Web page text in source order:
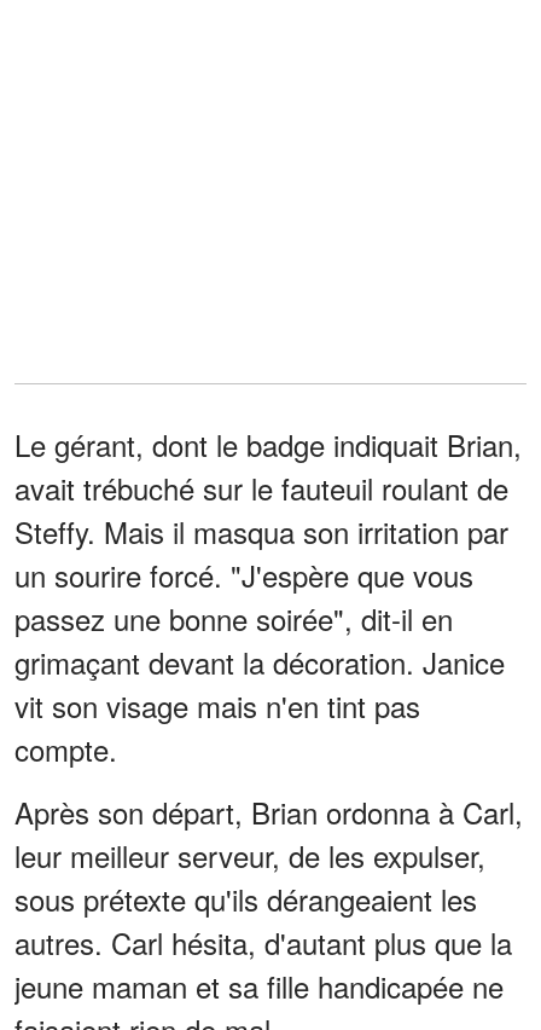
Le gérant, dont le badge indiquait Brian,
avait trébuché sur le fauteuil roulant de
Steffy. Mais il masqua son irritation par
un sourire forcé. "J'espère que vous
passez une bonne soirée", dit-il en
grimaçant devant la décoration. Janice
vit son visage mais n'en tint pas
compte.
Après son départ, Brian ordonna à Carl,
leur meilleur serveur, de les expulser,
sous prétexte qu'ils dérangeaient les
autres. Carl hésita, d'autant plus que la
jeune maman et sa fille handicapée ne